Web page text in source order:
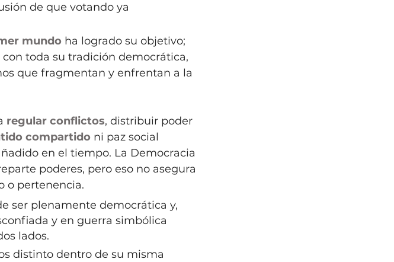
de que votando ya
mundo ha logrado su objetivo;
toda su tradición democrática,
que fragmentan y enfrentan a la
regular conflictos, distribuir poder
compartido ni paz social
en el tiempo. La Democracia
poderes, pero eso no asegura
o pertenencia.
ser plenamente democrática y,
y en guerra simbólica
lados.
distinto dentro de su misma